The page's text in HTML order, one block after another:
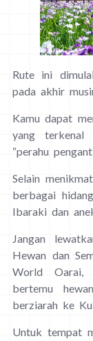
Rute ini
pada akhir
Kamu dapat
yang terkenal
“perahu
Selain
berbagai
Ibaraki dan
Jangan
Hewan dan
World Oarai,
bertemu
berziarah ke
Untuk tempat